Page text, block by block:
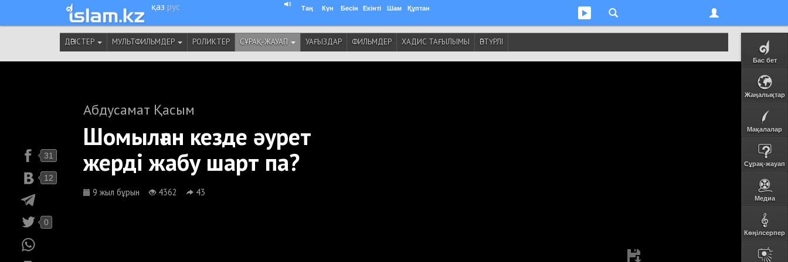
қаз рус Таң Күн Бесін Екінті Шам Құптан
Бас бет
Жаңалықтар
Мақалалар
Сұрақ-жауап
Медиа
Көңілсерпер
ДӘРІСТЕР МУЛЬТФИЛЬМДЕР РОЛИКТЕР СҰРАҚ-ЖАУАП УАҒЫЗДАР ФИЛЬМДЕР ХАДИС ТАҒЫЛЫМЫ ӘРТҮРЛІ
Абдусамат Қасым
Шомылған кезде әурет
жерді жабу шарт па?
9 жыл бұрын 4362 43
31
12
0